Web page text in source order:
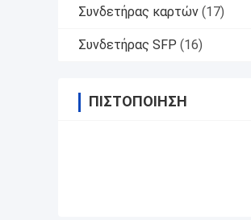
Συνδετήρας καρτών (17)
Συνδετήρας SFP (16)
ΠΙΣΤΟΠΟΊΗΣΗ